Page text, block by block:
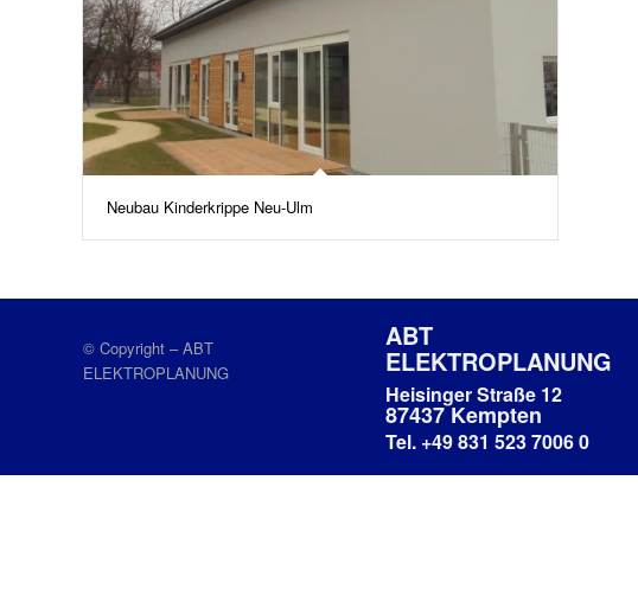
Neubau Kinderkrippe Neu-Ulm
© Copyright – ABT
ELEKTROPLANUNG
ABT
ELEKTROPLANUNG
Heisinger Straße 12
87437 Kempten
Tel. +49 831 523 7006 0